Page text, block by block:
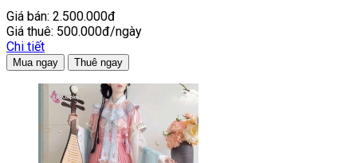
Giá bán: 2.500.000đ
Giá thuê: 500.000đ/ngày
Chi tiết
Mua ngay Thuê ngay